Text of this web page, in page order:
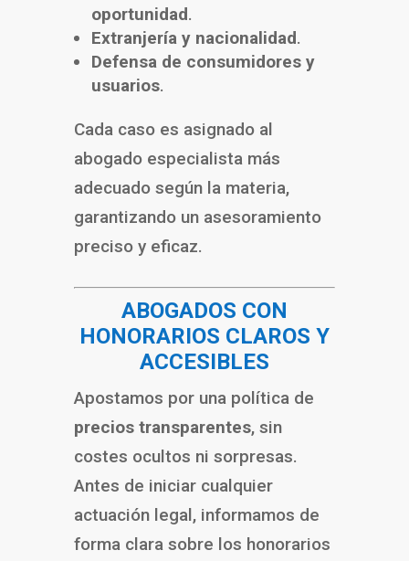
oportunidad.
Extranjería y nacionalidad.
Defensa de consumidores y
usuarios.
Cada caso es asignado al
abogado especialista más
adecuado según la materia,
garantizando un asesoramiento
preciso y eficaz.
ABOGADOS CON
HONORARIOS CLAROS Y
ACCESIBLES
Apostamos por una política de
precios transparentes, sin
costes ocultos ni sorpresas.
Antes de iniciar cualquier
actuación legal, informamos de
forma clara sobre los honorarios